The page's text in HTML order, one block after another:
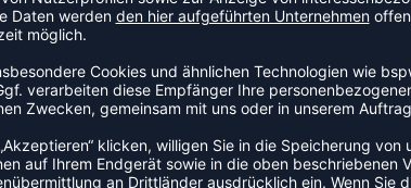
am Kinn verhindert. Diese bequeme
wird von einem gedruckten Logo auf der Brust